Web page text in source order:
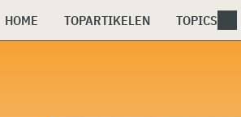
HOME TOPARTIKELEN TOPICS